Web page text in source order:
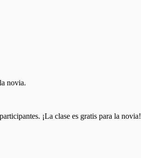
novia.
¡La clase es gratis para la novia!